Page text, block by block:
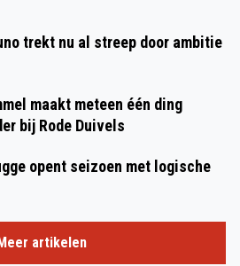
trekt nu al streep door ambitie
maakt meteen één ding
bij Rode Duivels
opent seizoen met logische
artikelen